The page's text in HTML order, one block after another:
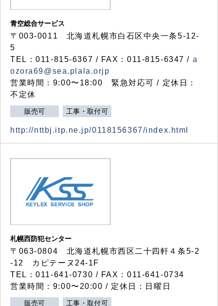
青空総合サービス
〒003-0011 北海道札幌市白石区中央一条5-12-
5
TEL：011-815-6367 / FAX：011-815-6347 / a
ozora69@sea.plala.orjp
営業時間：9:00〜18:00 緊急対応可 / 定休日：
不定休
販売可 工事・取付可
http://nttbj.itp.ne.jp/0118156367/index.html
札幌西防犯センター
〒063-0804 北海道札幌市西区二十四軒４条5-2
-12 カピテーヌ24-1F
TEL：011-641-0730 / FAX：011-641-0734
営業時間：9:00〜20:00 / 定休日：日曜日
販売可 工事・取付可